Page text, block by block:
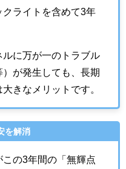
クライトを含めて3年
に万が一のトラブル
）が発生しても、長期
きなメリットです。
を解消
の3年間の「無輝点